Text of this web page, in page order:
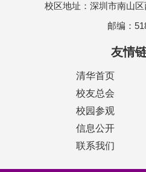
校区地址：深圳市南山
邮编：
友情
清华首页
校友总会
校园参观
信息公开
联系我们